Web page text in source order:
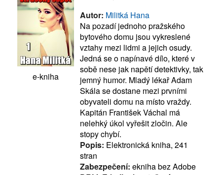
e-kniha
Autor: Militká Hana
Na pozadí jednoho pražského
bytového domu jsou vykreslené
vztahy mezi lidmi a jejich osudy.
Jedná se o napínavé dílo, které v
sobě nese jak napětí detektivky, tak
jemný humor. Mladý lékař Adam
Skála se dostane mezi prvními
obyvateli domu na místo vraždy.
Kapitán František Váchal má
nelehký úkol vyřešit zločin. Ale
stopy chybí.
Popis: Elektronická kniha, 241
stran
Zabezpečení: ekniha bez Adobe